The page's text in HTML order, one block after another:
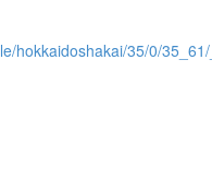
hokkaidoshakai/35/0/